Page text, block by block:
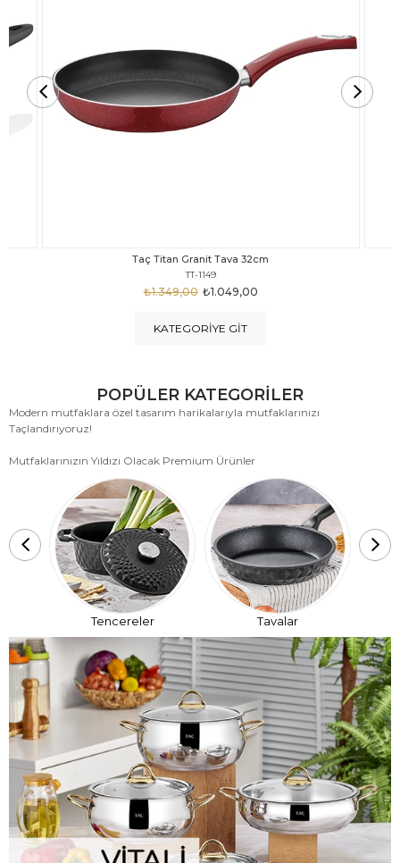
Taç Titan Granit Tava 30cm
TT-1148
₺999,00
₺1.875,00
KATEGORIYE GIT
POPÜLER KATEGORİLER
Modern mutfaklara özel tasarım harikalarıyla mutfaklarınızı
Taçlandırıyoruz!
Mutfaklarınızın Yıldızı Olacak Premium Ürünler
Tencereler Tavalar